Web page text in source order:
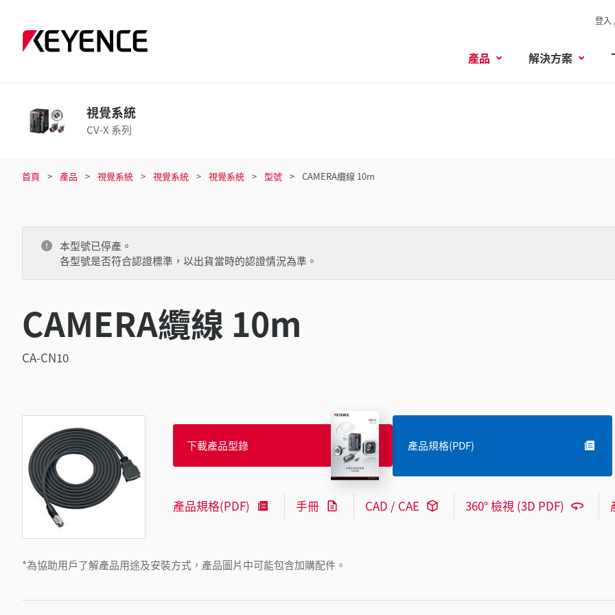
登入
產品 解決方案
視覺系統
CV-X 系列
首頁 產品 視覺系統 視覺系統 視覺系統 型號 CAMERA纜線 10m
本型號已停產。
各型號是否符合認證標準，以出貨當時的認證情況為準。
CAMERA纜線 10m
CA-CN10
*為協助用戶了解產品用途及安裝方式，產品圖片中可能包含加購配件。
下載產品型錄 產品規格(PDF)
產品規格(PDF) 手冊 CAD / CAE 360° 檢視 (3D PDF)